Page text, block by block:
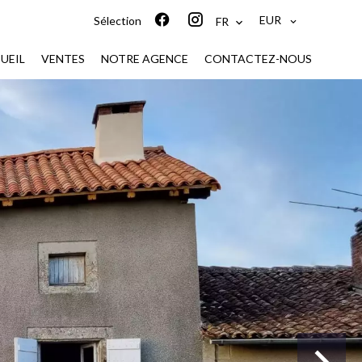
Sélection FR EUR
VENTES NOTRE AGENCE CONTACTEZ-NOUS